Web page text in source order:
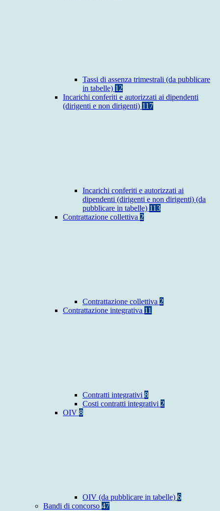
Tassi di assenza trimestrali (da pubblicare
in tabelle) 12
Incarichi conferiti e autorizzati ai dipendenti
(dirigenti e non dirigenti) 117
Incarichi conferiti e autorizzati ai
dipendenti (dirigenti e non dirigenti) (da
pubblicare in tabelle) 113
Contrattazione collettiva 2
Contrattazione collettiva 2
Contrattazione integrativa 11
Contratti integrativi 8
Costi contratti integrativi 2
OIV 8
OIV (da pubblicare in tabelle) 6
Bandi di concorso 47